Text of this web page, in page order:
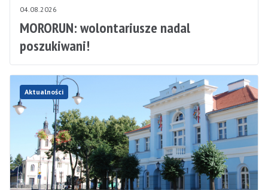
04.08.2026
MORORUN: wolontariusze nadal
poszukiwani!
Aktualności